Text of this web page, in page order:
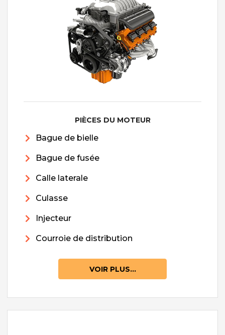
PIÈCES DU MOTEUR
Bague de bielle
Bague de fusée
Calle laterale
Culasse
Injecteur
Courroie de distribution
VOIR PLUS...